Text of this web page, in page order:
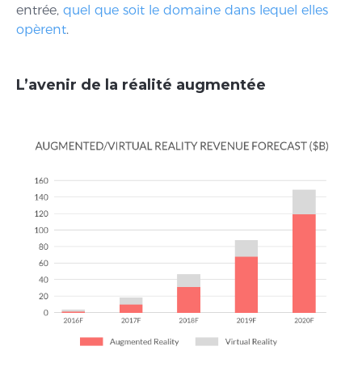
entrée, quel que soit le domaine dans lequel elles
opèrent.
L’avenir de la réalité augmentée